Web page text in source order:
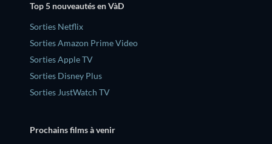
Top 5 nouveautés en VàD
Sorties Netflix
Sorties Amazon Prime Video
Sorties Apple TV
Sorties Disney Plus
Sorties JustWatch TV
Prochains films à venir